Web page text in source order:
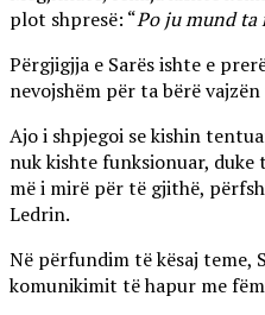
plot shpresë: “Po ju mund ta
Përgjigjja e Sarës ishte e
nevojshëm për ta bërë
Ajo i shpjegoi se kishin
nuk kishte funksionuar, duke
më i mirë për të gjithë,
Ledrin.
Në përfundim të kësaj teme,
komunikimit të hapur me